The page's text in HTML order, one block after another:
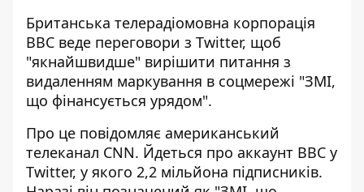
Британська телерадіомовна корпорація
BBC веде переговори з Twitter, щоб
"якнайшвидше" вирішити питання з
видаленням маркування в соцмережі "ЗМІ,
що фінансується урядом".
Про це повідомляє американський
телеканал CNN. Йдеться про аккаунт BBC у
Twitter, у якого 2,2 мільйона підписників.